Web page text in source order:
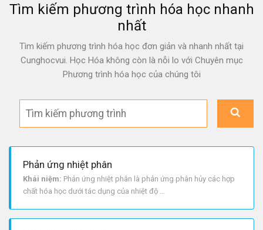
Tìm kiếm phương trình hóa học nhanh
nhất
Tìm kiếm phương trình hóa học đơn giản và nhanh nhất tại
Cunghocvui. Học Hóa không còn là nỗi lo với Chuyên mục
Phương trình hóa học của chúng tôi
Phản ứng nhiệt phân
Khái niệm: Phản ứng nhiệt phân là phản ứng phân hủy các hợp
chất hóa học dưới tác dụng của nhiệt độ